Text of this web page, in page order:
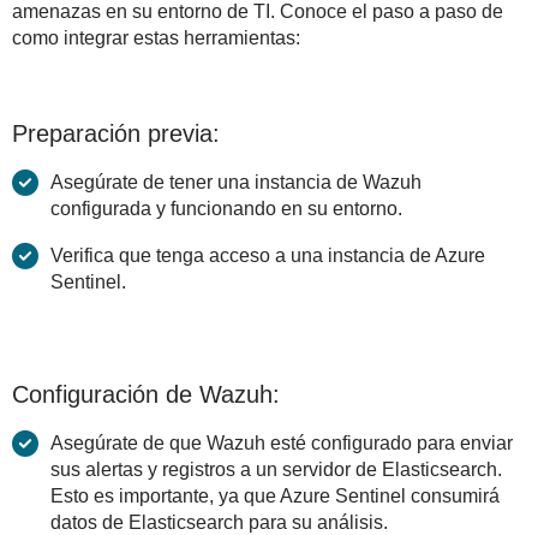
amenazas en su entorno de TI. Conoce el paso a paso de
como integrar estas herramientas:
Preparación previa:
Asegúrate de tener una instancia de Wazuh
configurada y funcionando en su entorno.
Verifica que tenga acceso a una instancia de Azure
Sentinel.
Configuración de Wazuh:
Asegúrate de que Wazuh esté configurado para enviar
sus alertas y registros a un servidor de Elasticsearch.
Esto es importante, ya que Azure Sentinel consumirá
datos de Elasticsearch para su análisis.